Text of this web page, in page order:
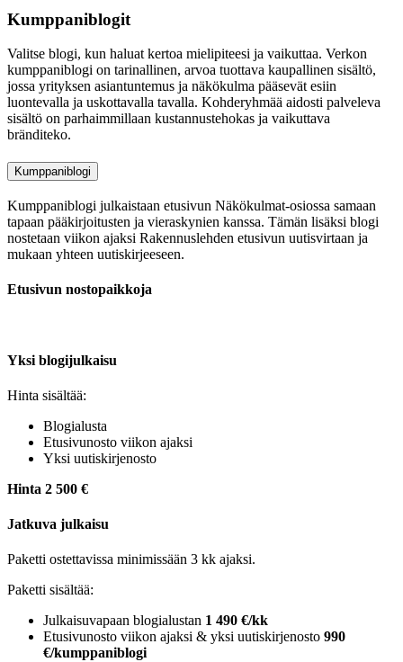
Kumppaniblogit
Valitse blogi, kun haluat kertoa mielipiteesi ja vaikuttaa. Verkon
kumppaniblogi on tarinallinen, arvoa tuottava kaupallinen sisältö,
jossa yrityksen asiantuntemus ja näkökulma pääsevät esiin
luontevalla ja uskottavalla tavalla. Kohderyhmää aidosti palveleva
sisältö on parhaimmillaan kustannustehokas ja vaikuttava
bränditeko.
Kumppaniblogi
Kumppaniblogi julkaistaan etusivun Näkökulmat-osiossa samaan
tapaan pääkirjoitusten ja vieraskynien kanssa. Tämän lisäksi blogi
nostetaan viikon ajaksi Rakennuslehden etusivun uutisvirtaan ja
mukaan yhteen uutiskirjeeseen.
Etusivun nostopaikkoja
Yksi blogijulkaisu
Hinta sisältää:
Blogialusta
Etusivunosto viikon ajaksi
Yksi uutiskirjenosto
Hinta 2 500 €
Jatkuva julkaisu
Paketti ostettavissa minimissään 3 kk ajaksi.
Paketti sisältää:
Julkaisuvapaan blogialustan 1 490 €/kk
Etusivunosto viikon ajaksi & yksi uutiskirjenosto 990
€/kumppaniblogi